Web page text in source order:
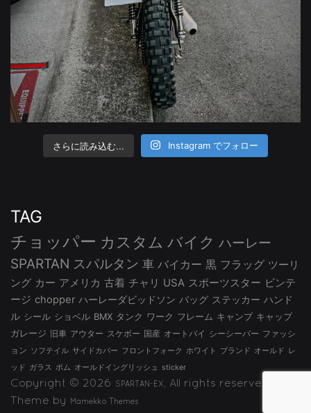
さらに読み込む... Instagram でフォロー
TAG
チョッパー カスタム バイク ハーレー
SPARTAN スパルタン 車 バイカー 黒 フラッグ ツーリ
ング カー アメリカ 古着 チャリ USA スポーツスター ビンテ
ージ chopper ハーレーダビッドソン バッグ ステッカー ハンド
ル シール ショベル BMX タンク ワーク フレーム キャンプ キャップ
ガレージ 旧車 アウター スケボー 国産 オートバイ シーシーバー ファッシ
ョン ソフテイル サイドカバー フロントフォーク ホワイト ブランド オールド レ
ッド ガラス ボム オールドイングリッシュ sticker
Copyright © 2026 SPARTAN-EX
, All rights reserved.
Theme by
Mamekko Themes